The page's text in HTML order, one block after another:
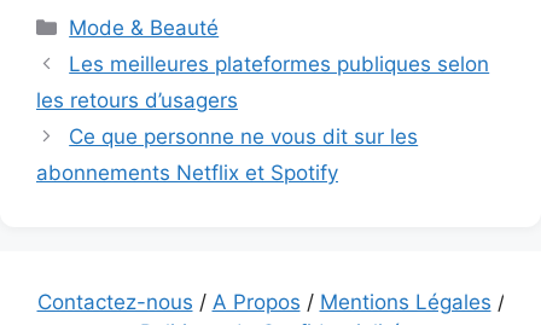
Catégories
Mode & Beauté
Les meilleures plateformes publiques selon
les retours d’usagers
Ce que personne ne vous dit sur les
abonnements Netflix et Spotify
Contactez-nous / A Propos / Mentions Légales /